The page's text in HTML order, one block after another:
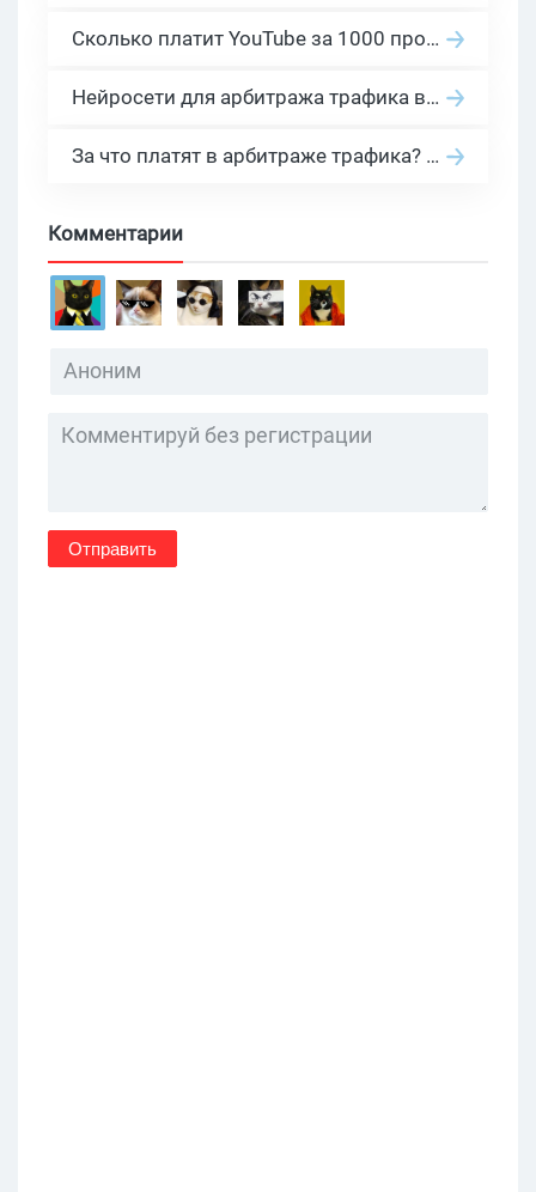
Сколько платит YouTube за 1000 просмотров в 2026: реальные цифры от 0.5 до 36 USD по ГЕО
Нейросети для арбитража трафика в 2026: инструменты, кейсы и AI-медиабайеры
За что платят в арбитраже трафика? 30 моделей оплаты в бурж и СНГ партнерках
Комментарии
Отправить